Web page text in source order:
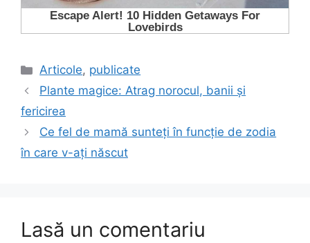
Categorii
Articole, publicate
Plante magice: Atrag norocul, banii și
fericirea
Ce fel de mamă sunteți în funcție de zodia
în care v-ați născut
Lasă un comentariu